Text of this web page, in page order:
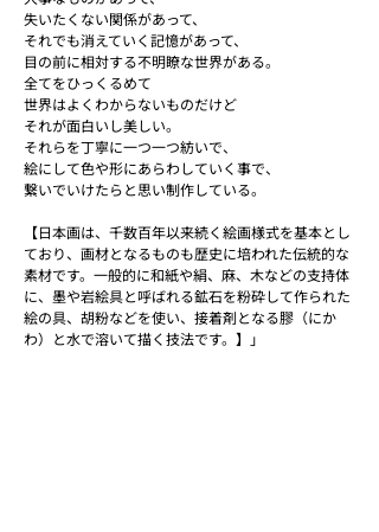
失いたくない関係があって、
それでも消えていく記憶があって、
目の前に相対する不明瞭な世界がある。
全てをひっくるめて
世界はよくわからないものだけど
それが面白いし美しい。
それらを丁寧に一つ一つ紡いで、
絵にして色や形にあらわしていく事で、
繋いでいけたらと思い制作している。
【日本画は、千数百年以来続く絵画様式を基本とし
ており、画材となるものも歴史に培われた伝統的な
素材です。一般的に和紙や絹、麻、木などの支持体
に、墨や岩絵具と呼ばれる鉱石を粉砕して作られた
絵の具、胡粉などを使い、接着剤となる膠（にか
わ）と水で溶いて描く技法です。】」